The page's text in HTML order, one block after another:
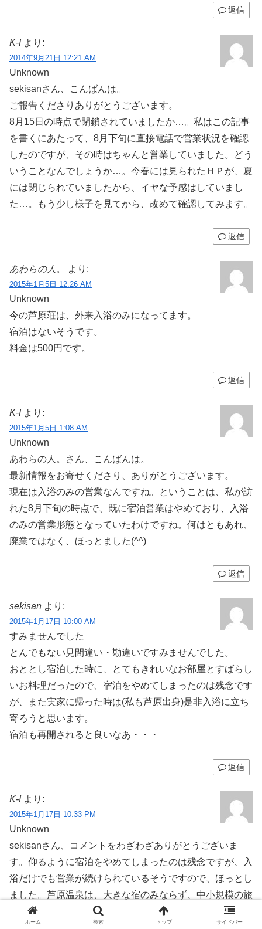
返信
K-I より:
2014年9月21日 12:21 AM
Unknown
sekisanさん、こんばんは。
ご報告くださりありがとうございます。
8月15日の時点で閉鎖されていましたか…。私はこの記事
を書くにあたって、8月下旬に直接電話で営業状況を確認
したのですが、その時はちゃんと営業していました。どう
いうことなんでしょうか…。今春には見られたＨＰが、夏
には閉じられていましたから、イヤな予感はしていまし
た…。もう少し様子を見てから、改めて確認してみます。
返信
あわらの人。 より:
2015年1月5日 12:26 AM
Unknown
今の芦原荘は、外来入浴のみになってます。
宿泊はないそうです。
料金は500円です。
返信
K-I より:
2015年1月5日 1:08 AM
Unknown
あわらの人。さん、こんばんは。
最新情報をお寄せくださり、ありがとうございます。
現在は入浴のみの営業なんですね。ということは、私が訪
れた8月下旬の時点で、既に宿泊営業はやめており、入浴
のみの営業形態となっていたわけですね。何はともあれ、
廃業ではなく、ほっとました(^^)
返信
sekisan より:
2015年1月17日 10:00 AM
すみませんでした
とんでもない見間違い・勘違いですみませんでした。
おととし宿泊した時に、とてもきれいなお部屋とすばらし
いお料理だったので、宿泊をやめてしまったのは残念です
が、また実家に帰った時は(私も芦原出身)是非入浴に立ち
寄ろうと思います。
宿泊も再開されると良いなあ・・・
返信
K-I より:
2015年1月17日 10:33 PM
Unknown
sekisanさん、コメントをわざわざありがとうございま
す。仰るように宿泊をやめてしまったのは残念ですが、入
浴だけでも営業が続けられているそうですので、ほっとし
ました。芦原温泉は、大きな宿のみならず、中小規模の旅
館にも頑張ってほしいと願っています。
ホーム 検索 トップ サイドバー